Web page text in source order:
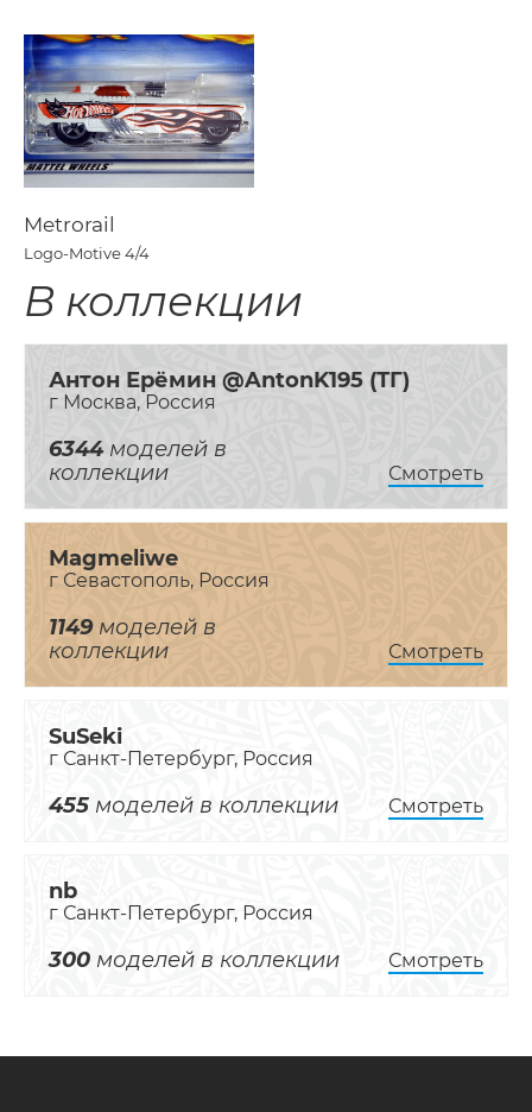
Metrorail
Logo-Motive4/4
В коллекции
Антон Ерёмин @AntonK195 (ТГ)
г Москва, Россия
6344моделей в
коллекции
Смотреть
Magmeliwe
г Севастополь, Россия
1149моделей в
коллекции
Смотреть
SuSeki
г Санкт-Петербург, Россия
455 моделей в коллекции Смотреть
nb
г Санкт-Петербург, Россия
300 моделей в коллекции Смотреть